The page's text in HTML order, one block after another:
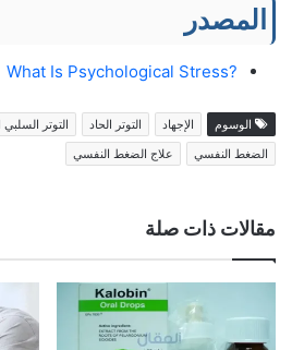
المصدر
?What Is Psychological Stress
الوسوم الإجهاد التوتر الحاد التوتر
الضغط النفسي
علاج الضغط النفسي
مقالات ذات صلة